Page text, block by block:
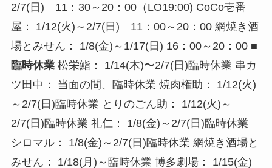
2/7(日) 11：30～20：00（LO19:00) CoCo壱番
屋： 1/12(火)～2/7(日) 11：00～20：00 網焼き酒
場とみせん： 1/8(金)～1/17(日) 16：00～20：00 ■
臨時休業松栄鮨： 1/14(木)〜2/7(日)臨時休業 串カ
ツ田中： 当面の間、臨時休業 焼肉権助： 1/12(火)
～2/7(日)臨時休業 とりのごん助： 1/12(火)～
2/7(日)臨時休業 礼仁： 1/8(金)～2/7(日)臨時休業
シロマル： 1/8(金)～2/7(日)臨時休業 網焼き酒場と
みせん： 1/18(月)～臨時休業 博多劇場： 1/15(金)